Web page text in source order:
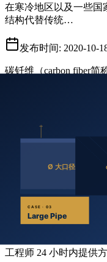
在寒冷地区以及一些国
结构代替传统…
发布时间: 2020-10-
碳钎维（carbon fiber简
在寒冷地区以及一些
能够发挥难以取代的作
项目询盘，从一次
工程师 24 小时内提供